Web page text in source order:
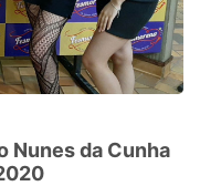
Nunes da Cunha